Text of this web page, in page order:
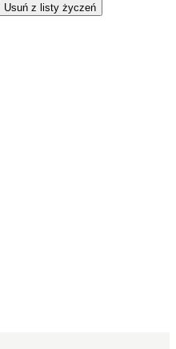
Usuń z listy życzeń